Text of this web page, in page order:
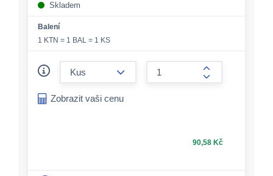
Skladem
Balení
1 KTN = 1 BAL = 1 KS
form.increase-
Zobrazit vaši cenu
90,58 Kč